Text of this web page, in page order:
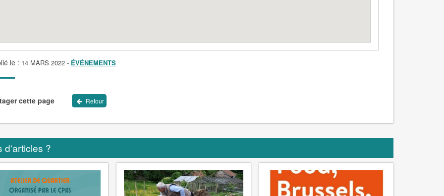
le : 14 MARS 2022 - ÉVÉNEMENTS
cette page Retour
d'articles ?